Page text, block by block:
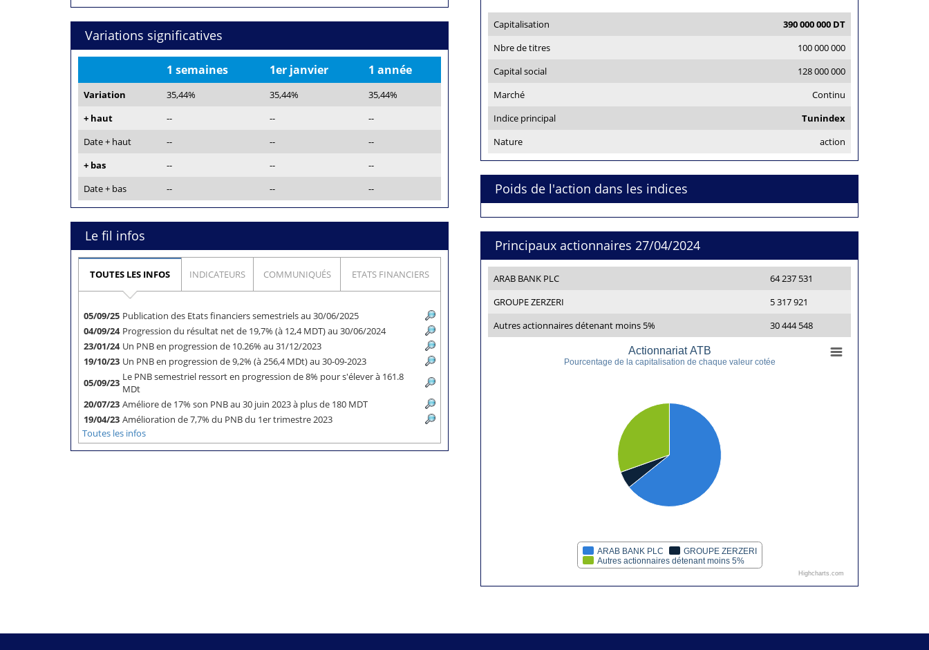
Variations significatives
1 semaines 1er janvier 1 année
Variation 35,44% 35,44%
35,44%
+ haut
-- --
--
Date + haut
-- --
--
+ bas
-- --
--
Date + bas
-- -- --
Le fil infos
TOUTES LES INFOS INDICATEURS COMMUNIQUÉS ETATS FINANCIERS
05/09/25 Publication des Etats financiers semestriels au 30/06/2025
04/09/24 Progression du résultat net de 19,7% (à 12,4 MDT) au 30/06/2024
23/01/24 Un PNB en progression de 10.26% au 31/12/2023
19/10/23 Un PNB en progression de 9,2% (à 256,4 MDt) au 30-09-2023
05/09/23 Le PNB semestriel ressort en progression de 8% pour s'élever à 161.8
MDt
20/07/23 Améliore de 17% son PNB au 30 juin 2023 à plus de 180 MDT
19/04/23 Amélioration de 7,7% du PNB du 1er trimestre 2023
Toutes les infos
Capitalisation
390 000 000 DT
Nbre de titres
100 000 000
Capital social
128 000 000
Marché
Continu
Indice principal
Tunindex
Nature
action
Poids de l'action dans les indices
Principaux actionnaires 27/04/2024
ARAB BANK PLC
64 237 531
GROUPE ZERZERI
5 317 921
Autres actionnaires détenant moins 5%
30 444 548
Actionnariat ATB
Pourcentage de la capitalisation de chaque valeur cotée
ARAB BANK PLC
GROUPE ZERZERI
Autres actionnaires détenant moins 5%
Highcharts.com